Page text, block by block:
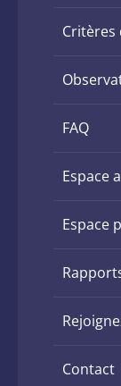
Critères
FAQ
Espace
Espace
Contact